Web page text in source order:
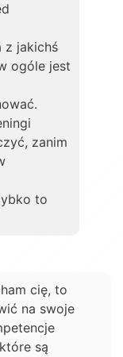
z jakichś
ogóle jest
zanim
to
cię, to
na swoje
są